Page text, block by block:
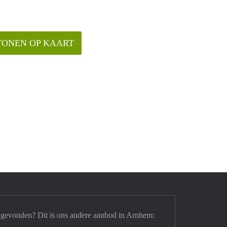
OP KAART
Dit is ons andere aanbod in Arnhem: